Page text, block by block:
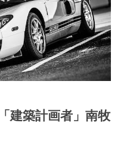
建築計画者」南牧